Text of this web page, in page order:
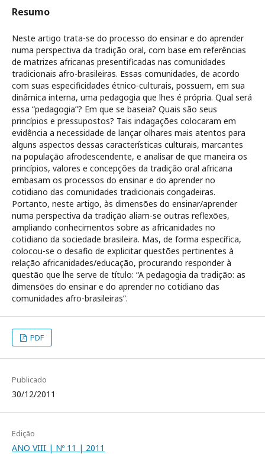
Resumo
Neste artigo trata-se do processo do ensinar e do aprender
numa perspectiva da tradição oral, com base em referências
de matrizes africanas presentificadas nas comunidades
tradicionais afro-brasileiras. Essas comunidades, de acordo
com suas especificidades étnico-culturais, possuem, em sua
dinâmica interna, uma pedagogia que lhes é própria. Qual será
essa “pedagogia”? Em que se baseia? Quais são seus
princípios e pressupostos? Tais indagações colocaram em
evidência a necessidade de lançar olhares mais atentos para
alguns aspectos dessas características culturais, marcantes
na população afrodescendente, e analisar de que maneira os
princípios, valores e concepções da tradição oral africana
embasam os processos do ensinar e do aprender no
cotidiano das comunidades tradicionais congadeiras.
Portanto, neste artigo, às dimensões do ensinar/aprender
numa perspectiva da tradição aliam-se outras reflexões,
ampliando conhecimentos sobre as africanidades no
cotidiano da sociedade brasileira. Mas, de forma específica,
colocou-se o desafio de explicitar questões pertinentes à
relação africanidades/educação, procurando responder à
questão que lhe serve de título: “A pedagogia da tradição: as
dimensões do ensinar e do aprender no cotidiano das
comunidades afro-brasileiras”.
PDF
Publicado
30/12/2011
Edição
ANO VIII | Nº 11 | 2011